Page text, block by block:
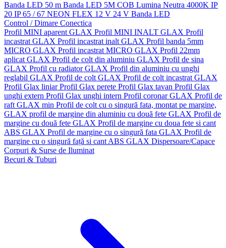
Banda LED 50 m Banda LED 5M COB Lumina Neutra 4000K IP
20 IP 65 / 67 NEON FLEX 12 V 24 V Banda LED
Control / Dimare Conectica
Profil MINI aparent GLAX Profil MINI INALT GLAX Profil
incastrat GLAX Profil incastrat inalt GLAX Profil banda 5mm
MICRO GLAX Profil incastrat MICRO GLAX Profil 22mm
aplicat GLAX Profil de colt din aluminiu GLAX Profil de sina
GLAX Profil cu radiator GLAX Profil din aluminiu cu unghi
reglabil GLAX Profil de colt GLAX Profil de colt incastrat GLAX
Profil Glax liniarProfil Glax perete Profil Glax tavan Profil Glax
unghi extern Profil Glax unghi intern Profil coronar GLAX Profil de
raft GLAX min Profil de colt cu o singură fata, montat pe margine,
GLAX profil de margine din aluminiu cu două fete GLAX Profil de
margine cu două fete GLAX Profil de margine cu doua fete si cant
ABS GLAX Profil de margine cu o singură fata GLAX Profil de
margine cu o singură față si cant ABS GLAX Dispersoare/Capace
Corpuri & Surse de Iluminat
Becuri & Tuburi